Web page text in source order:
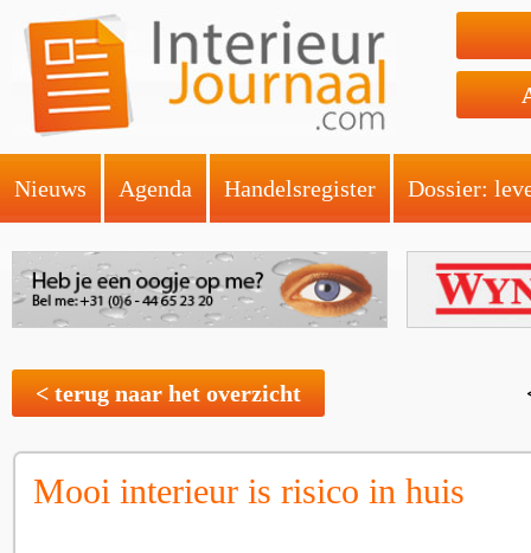
Nieuws Agenda Handelsregister Dossier:
< terug naar het overzicht
Mooi interieur is risico in huis